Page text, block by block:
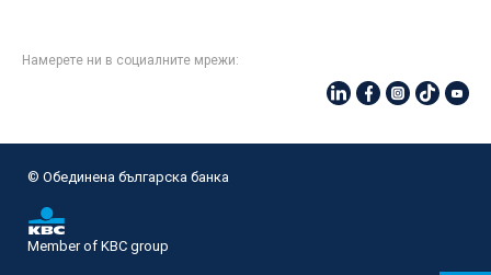
Намерете ни в социалните мрежи:
© Oбединена българска банка
Member of KBC group